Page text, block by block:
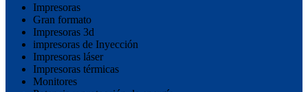
Impresoras
Gran formato
Impresoras 3d
impresoras de Inyección
Impresoras láser
Impresoras térmicas
Monitores